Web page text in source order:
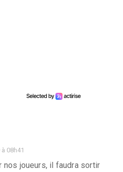
08h41
joueurs, il faudra sortir